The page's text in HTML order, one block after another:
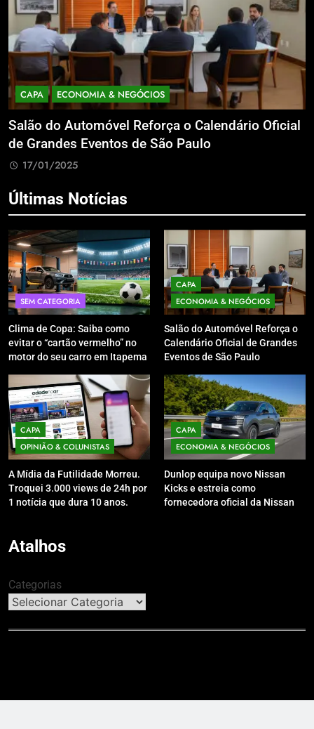
CAPA ECONOMIA & NEGÓCIOS
Salão do Automóvel Reforça o Calendário Oficial
de Grandes Eventos de São Paulo
17/01/2025
Últimas Notícias
SEM CATEGORIA
Clima de Copa: Saiba como
evitar o “cartão vermelho” no
motor do seu carro em Itapema
CAPA
ECONOMIA & NEGÓCIOS
Salão do Automóvel Reforça o
Calendário Oficial de Grandes
Eventos de São Paulo
CAPA
OPINIÃO & COLUNISTAS
A Mídia da Futilidade Morreu.
Troquei 3.000 views de 24h por
1 notícia que dura 10 anos.
CAPA
ECONOMIA & NEGÓCIOS
Dunlop equipa novo Nissan
Kicks e estreia como
fornecedora oficial da Nissan
Atalhos
Categorias